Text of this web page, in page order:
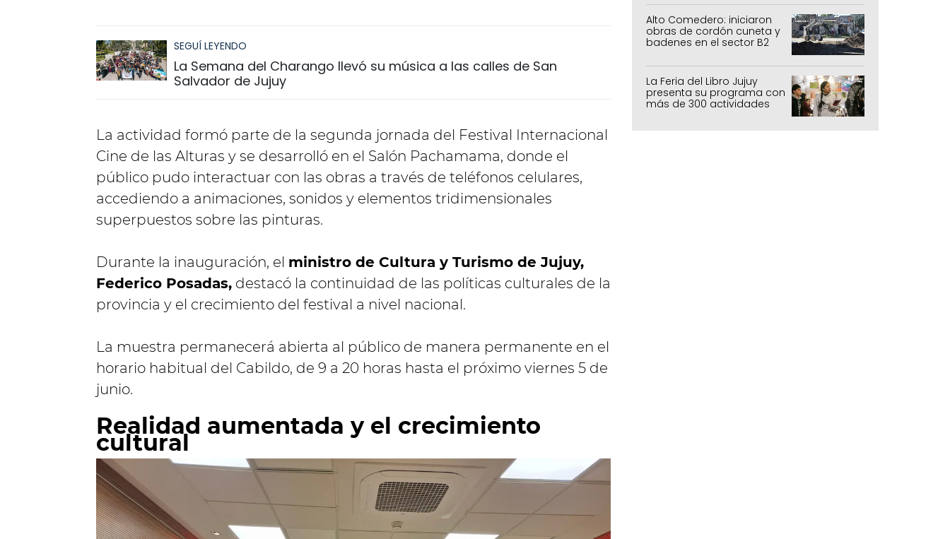
SEGUÍ LEYENDO
La Semana del Charango llevó su música a las calles de San
Salvador de Jujuy
La actividad formó parte de la segunda jornada del Festival Internacional
Cine de las Alturas y se desarrolló en el Salón Pachamama, donde el
público pudo interactuar con las obras a través de teléfonos celulares,
accediendo a animaciones, sonidos y elementos tridimensionales
superpuestos sobre las pinturas.
Durante la inauguración, el ministro de Cultura y Turismo de Jujuy,
Federico Posadas, destacó la continuidad de las políticas culturales de la
provincia y el crecimiento del festival a nivel nacional.
La muestra permanecerá abierta al público de manera permanente en el
horario habitual del Cabildo, de 9 a 20 horas hasta el próximo viernes 5 de
junio.
Realidad aumentada y el crecimiento
cultural
Alto Comedero: iniciaron
obras de cordón cuneta y
badenes en el sector B2
La Feria del Libro Jujuy
presenta su programa con
más de 300 actividades